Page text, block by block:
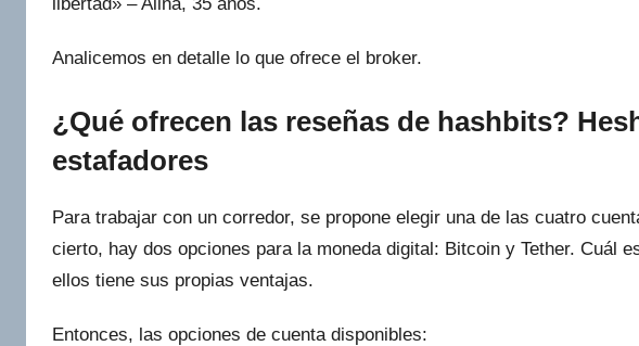
Analicemos en detalle lo que ofrece el broker.
¿Qué ofrecen las reseñas de hashbits?
estafadores
Para trabajar con un corredor, se propone elegir una de las cuatro
cierto, hay dos opciones para la moneda digital: Bitcoin y Tether. Cuál
ellos tiene sus propias ventajas.
Entonces, las opciones de cuenta disponibles: